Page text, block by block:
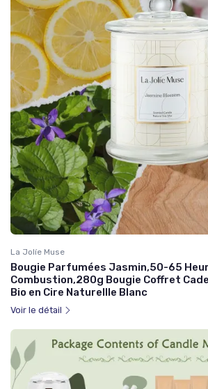
La Jolíe Muse
Bougie Parfumées Jasmin,50-65
Combustion,280g Bougie Coffret
Bio en Cire Naturellle Blanc
Voir le détail